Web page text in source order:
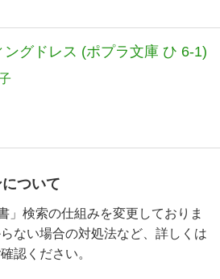
ングドレス (ポプラ文庫 ひ 6-1)
ついて
」検索の仕組みを変更しておりま
ない場合の対処法など、詳しくは
認ください。